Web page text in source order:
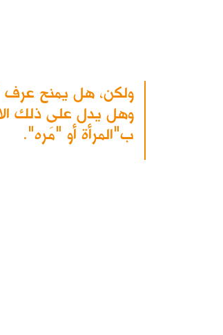
ولكن، هل يمنح عرف
وهل يدل على ذلك
ب"المرأة أو "مَره".